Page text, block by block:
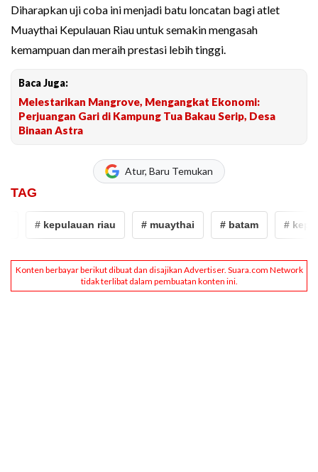
Diharapkan uji coba ini menjadi batu loncatan bagi atlet
Muaythai Kepulauan Riau untuk semakin mengasah
kemampuan dan meraih prestasi lebih tinggi.
Baca Juga:
Melestarikan Mangrove, Mengangkat Ekonomi:
Perjuangan Gari di Kampung Tua Bakau Serip, Desa
Binaan Astra
Atur, Baru Temukan
TAG
# kepulauan riau # muaythai # batam #